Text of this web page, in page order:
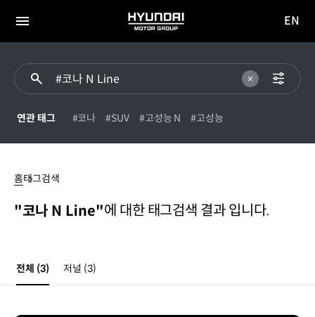
전체
HYUNDAI
MOTOR
이동
EN
연관 태그 #코나 #SUV #고성능 N #고성능
홈태그검색
"코나 N Line"에 대한 태그검색 결과 입니다.
전체 (3) 저널 (3)